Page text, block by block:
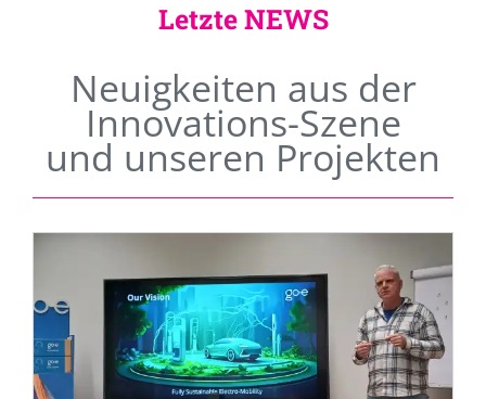
Letzte NEWS
Neuigkeiten aus der
Innovations-Szene
und unseren Projekten